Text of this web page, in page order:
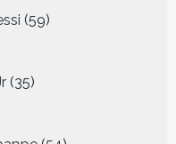
59
producten
35
producten